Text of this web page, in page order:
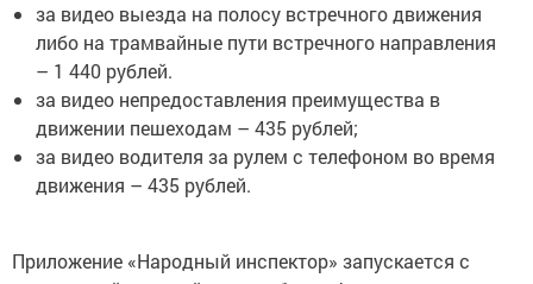
за видео выезда на полосу встречного движения
либо на трамвайные пути встречного направления
– 1 440 рублей.
за видео непредоставления преимущества в
движении пешеходам – 435 рублей;
за видео водителя за рулем с телефоном во время
движения – 435 рублей.
Приложение «Народный инспектор» запускается с